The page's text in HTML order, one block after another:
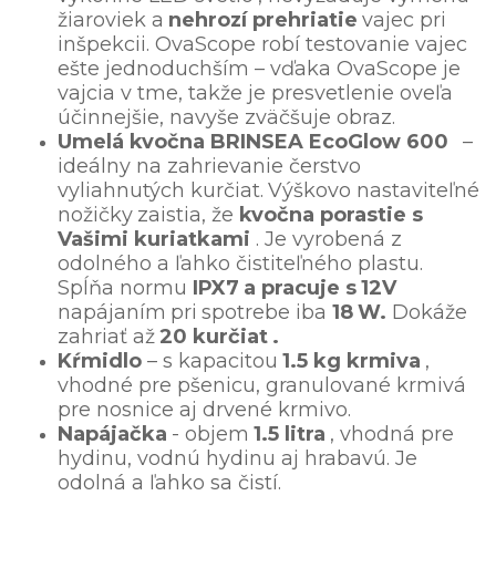
žiaroviek a nehrozí prehriatie vajec pri
inšpekcii. OvaScope robí testovanie vajec
ešte jednoduchším – vďaka OvaScope je
vajcia v tme, takže je presvetlenie oveľa
účinnejšie, navyše zväčšuje obraz.
Umelá kvočna BRINSEA EcoGlow 600
–
ideálny na zahrievanie čerstvo
vyliahnutých kurčiat. Výškovo nastaviteľné
nožičky zaistia, že kvočna porastie s
Vašimi kuriatkami . Je vyrobená z
odolného a ľahko čistiteľného plastu.
Spĺňa normu IPX7 a pracuje s12V
napájaním pri spotrebe iba 18W. Dokáže
zahriať až20 kurčiat .
Kŕmidlo – s kapacitou 1.5 kg krmiva ,
vhodné pre pšenicu, granulované krmivá
pre nosnice aj drvené krmivo.
Napájačka - objem 1.5 litra , vhodná pre
hydinu, vodnú hydinu aj hrabavú. Je
odolná a ľahko sa čistí.